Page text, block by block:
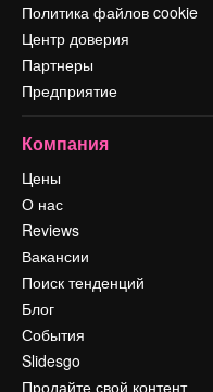
Политика файлов cookie
Центр доверия
Партнеры
Предприятие
Компания
Цены
О нас
Reviews
Вакансии
Поиск тенденций
Блог
События
Slidesgo
Продайте свой контент